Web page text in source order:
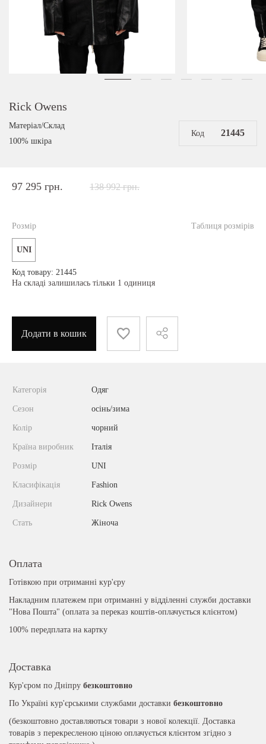
Rick Owens
Матеріал/Склад
100% шкіра
Код 21445
97 295 грн. 138 992 грн.
Таблиця розмірів
Розмір
UNI
Код товару: 21445
На складі залишилась тільки 1 одиниця
Додати в кошик
Категорія Одяг
Сезон осінь/зима
Колір чорний
Країна виробник Італія
Розмір UNI
Класифікація Fashion
Дизайнери Rick Owens
Стать Жіноча
Оплата
Готівкою при отриманні кур'єру
Накладним платежем при отриманні у відділенні служби доставки
"Нова Пошта" (оплата за переказ коштів-оплачується клієнтом)
100% передплата на картку
Доставка
Кур'єром по Дніпру безкоштовно
По Україні кур'єрськими службами доставки безкоштовно
(безкоштовно доставляються товари з нової колекції. Доставка
товарів з перекресленою ціною оплачується клієнтом згідно з